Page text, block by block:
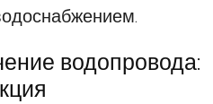
водопровода: